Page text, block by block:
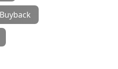
Buyback